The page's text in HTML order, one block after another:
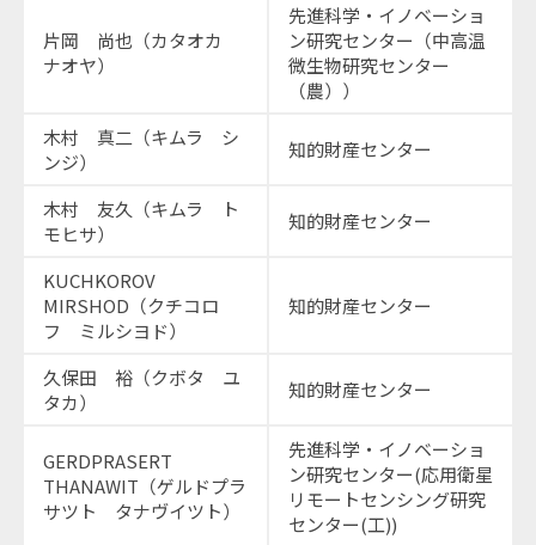
片岡 尚也（カタオカ
ナオヤ）
先進科学・イノベーショ
ン研究センター（中高温
微生物研究センター
（農））
木村 真二（キムラ シ
ンジ）
知的財産センター
木村 友久（キムラ ト
モヒサ）
知的財産センター
KUCHKOROV
MIRSHOD（クチコロ
フ ミルシヨド）
知的財産センター
久保田 裕（クボタ ユ
タカ）
知的財産センター
GERDPRASERT
THANAWIT（ゲルドプラ
サツト タナヴイツト）
先進科学・イノベーショ
ン研究センター(応用衛星
リモートセンシング研究
センター(工))